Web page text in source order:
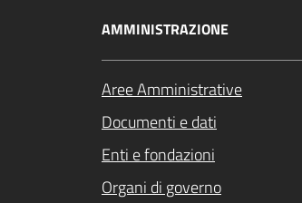
AMMINISTRAZIONE
Aree Amministrative
Documenti e dati
Enti e fondazioni
Organi di governo